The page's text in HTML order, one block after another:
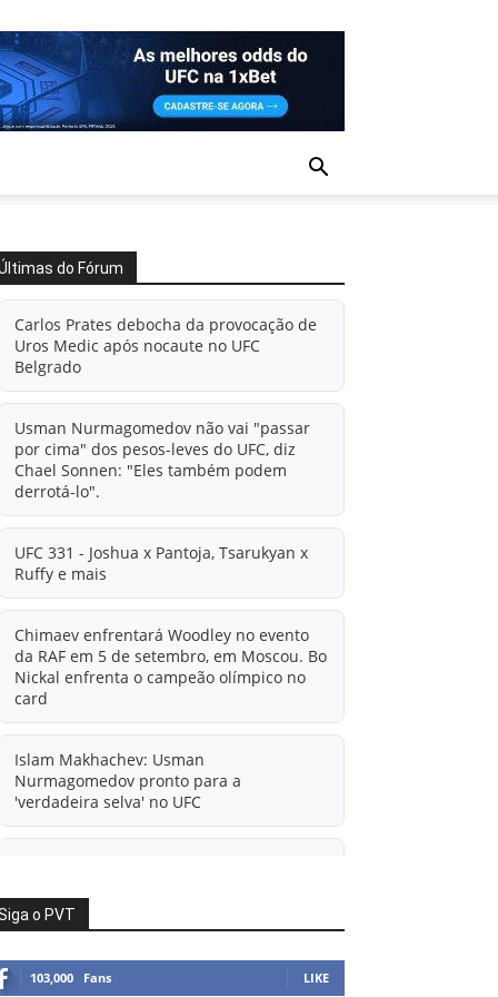
do Fórum
Carlos Prates debocha da provocação de
Uros Medic após nocaute no UFC
Belgrado
Usman Nurmagomedov não vai "passar
por cima" dos pesos-leves do UFC, diz
Chael Sonnen: "Eles também podem
derrotá-lo".
UFC 331 - Joshua x Pantoja, Tsarukyan x
Ruffy e mais
Chimaev enfrentará Woodley no evento
da RAF em 5 de setembro, em Moscou. Bo
Nickal enfrenta o campeão olímpico no
card
Islam Makhachev: Usman
Nurmagomedov pronto para a
'verdadeira selva' no UFC
informações sobre possível mudança
para o UFC após novas negociações.
Islam Makhachev: Há concorrentes
o PVT
103,000 Fans LIKE